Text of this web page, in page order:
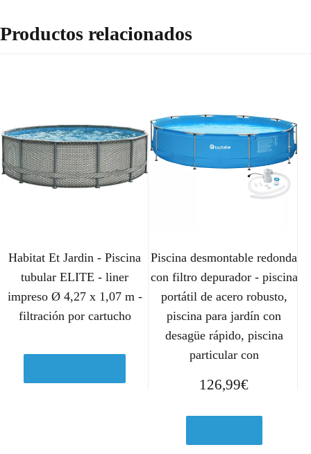
Productos relacionados
Habitat Et Jardin - Piscina
tubular ELITE - liner
impreso Ø 4,27 x 1,07 m -
filtración por cartucho
Piscina desmontable redonda
con filtro depurador - piscina
portátil de acero robusto,
piscina para jardín con
desagüe rápido, piscina
particular con
126,99€